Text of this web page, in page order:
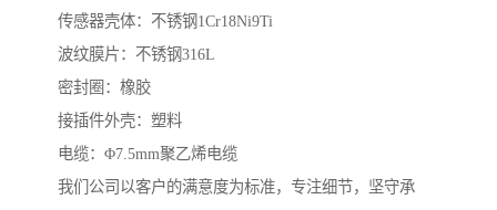
传感器壳体：不锈钢1Cr18Ni9Ti
波纹膜片：不锈钢316L
密封圈：橡胶
接插件外壳：塑料
电缆：Φ7.5mm聚乙烯电缆
我们公司以客户的满意度为标准，专注细节，坚守承